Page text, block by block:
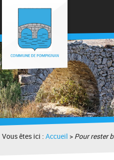
Vous êtes ici :Accueil > Pour rester